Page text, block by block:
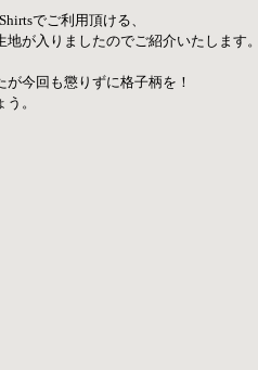
でご利用頂ける、
地が入りましたのでご紹介いたします
が今回も懲りずに格子柄を！
。